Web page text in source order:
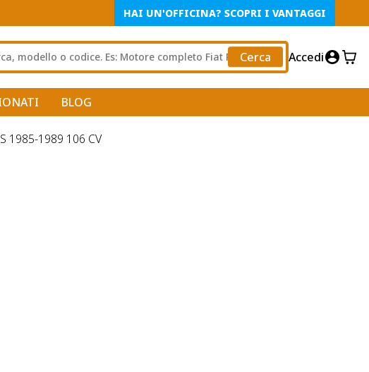
HAI UN'OFFICINA? SCOPRI I VANTAGGI
Cerca Accedi
BLOG
1985-1989 106 CV